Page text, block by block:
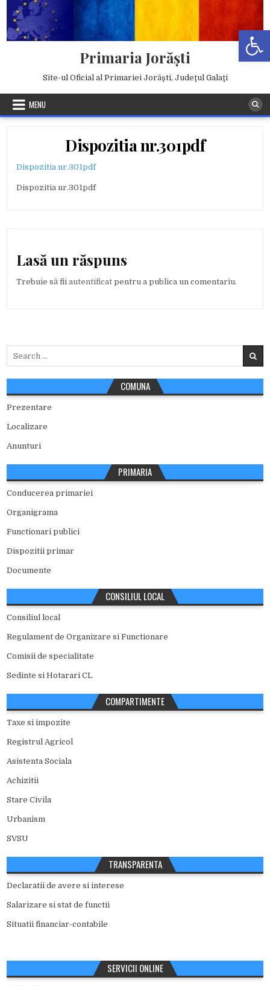
content
Primaria Jorăşti
Site-ul Oficial al Primariei Jorăşti, Judeţul Galaţi
MENU
Dispozitia nr.301pdf
Dispozitia nr.301pdf
Dispozitia nr.301pdf
Lasă un răspuns
Trebuie să fiiautentificat pentru a publica un comentariu.
COMUNA
Prezentare
Localizare
Anunturi
PRIMARIA
Conducerea primariei
Organigrama
Functionari publici
Dispozitii primar
Documente
CONSILIUL LOCAL
Consiliul local
Regulament de Organizare si Functionare
Comisii de specialitate
Sedinte si Hotarari CL
COMPARTIMENTE
Taxe si impozite
Registrul Agricol
Asistenta Sociala
Achizitii
Stare Civila
Urbanism
SVSU
TRANSPARENTA
Declaratii de avere si interese
Salarizare si stat de functii
Situatii financiar-contabile
SERVICII ONLINE